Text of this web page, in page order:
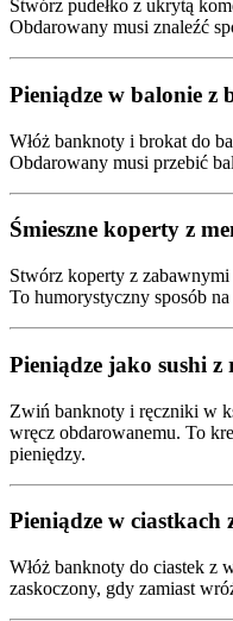
Stwórz pudełko z ukrytą
Obdarowany musi znaleźć
Pieniądze w balonie z
Włóż banknoty i brokat do
Obdarowany musi przebić
Śmieszne koperty z
Stwórz koperty z
To humorystyczny sposób
Pieniądze jako sushi z
Zwiń banknoty i ręczniki w
wręcz obdarowanemu. To
pieniędzy.
Pieniądze w ciastkach
Włóż banknoty do ciastek z
zaskoczony, gdy zamiast